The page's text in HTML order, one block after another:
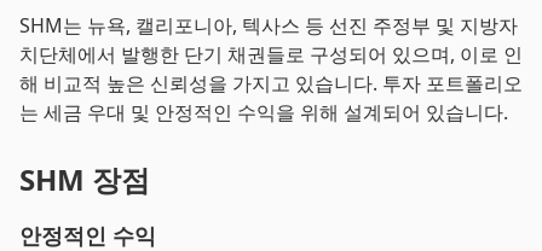
SHM는 뉴욕, 캘리포니아, 텍사스 등 선진 주정부 및 지방자
치단체에서 발행한 단기 채권들로 구성되어 있으며, 이로 인
해 비교적 높은 신뢰성을 가지고 있습니다. 투자 포트폴리오
는 세금 우대 및 안정적인 수익을 위해 설계되어 있습니다.
SHM 장점
안정적인 수익